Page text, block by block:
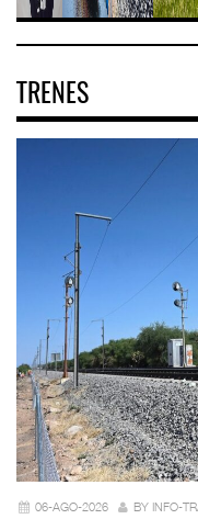
TRENES
06-AGO-2026 BY INFO-